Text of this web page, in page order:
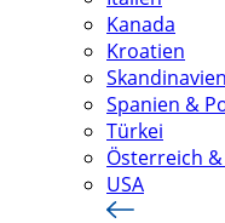
Kanada
Kroatien
Skandinavien
Spanien &
Türkei
Österreich &
USA